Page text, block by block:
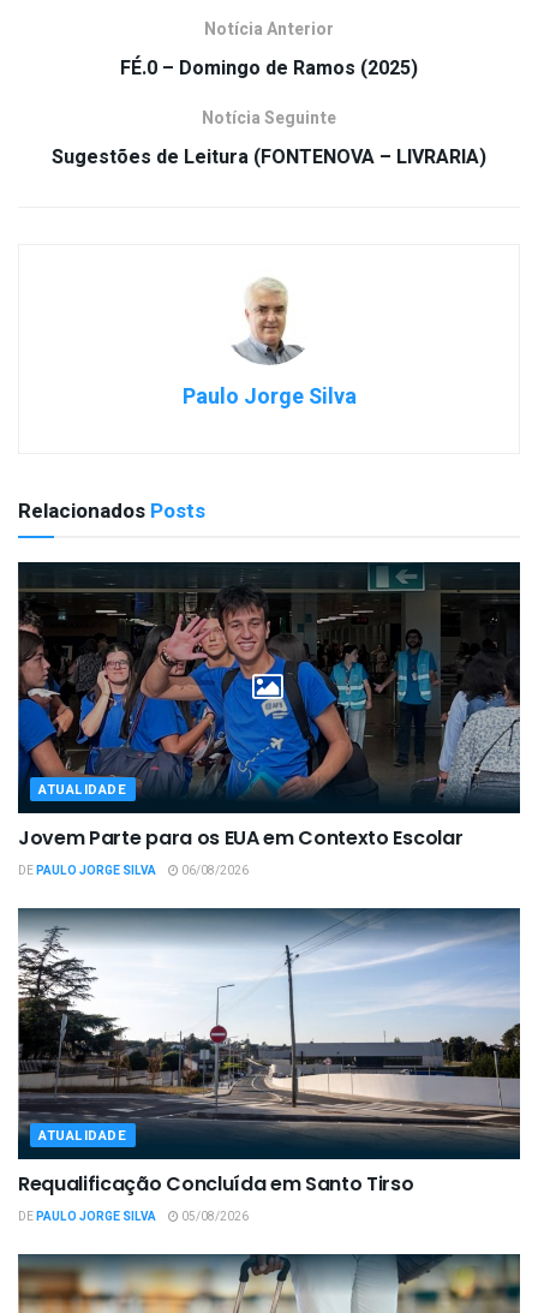
Notícia Anterior
FÉ.0 – Domingo de Ramos (2025)
Notícia Seguinte
Sugestões de Leitura (FONTENOVA – LIVRARIA)
Paulo Jorge Silva
Relacionados Posts
ATUALIDADE
Jovem Parte para os EUA em Contexto Escolar
DEPAULO JORGE SILVA 06/08/2026
ATUALIDADE
Requalificação Concluída em Santo Tirso
DEPAULO JORGE SILVA 05/08/2026